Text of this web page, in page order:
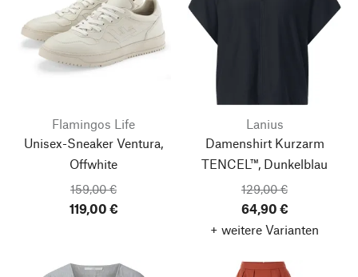
Flamingos Life
Unisex-Sneaker Ventura,
Offwhite
159,00 €
119,00 €
Lanius
Damenshirt Kurzarm
TENCEL™, Dunkelblau
129,00 €
64,90 €
+ weitere Varianten